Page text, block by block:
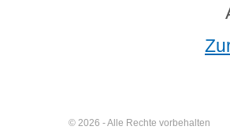
© 2026 - Alle Rechte vorbehalten